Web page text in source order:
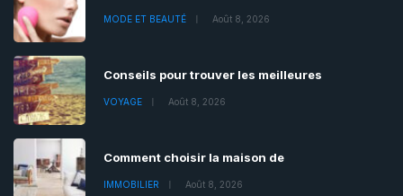
MODE ET BEAUTÉ Août 8, 2026
Conseils pour trouver les meilleures
VOYAGE Août 8, 2026
Comment choisir la maison de
IMMOBILIER Août 8, 2026